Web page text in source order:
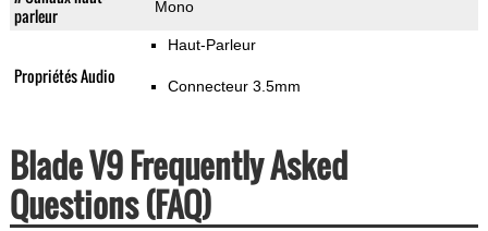
parleur
Mono
Propriétés Audio
Haut-Parleur
Connecteur 3.5mm
Blade V9 Frequently Asked
Questions (FAQ)